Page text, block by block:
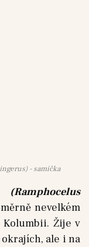
- samička
nevelkém
Kolumbii. Žije v
ale i na